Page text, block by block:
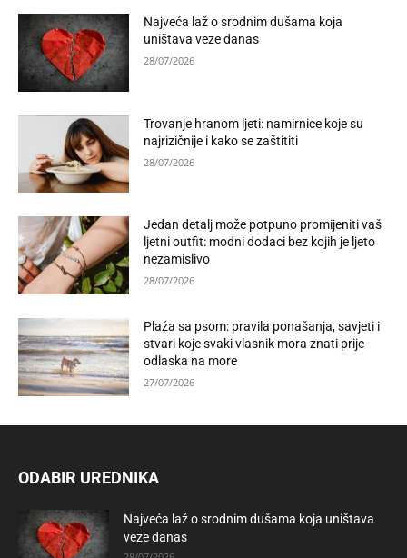
Najveća laž o srodnim dušama koja
uništava veze danas
28/07/2026
Trovanje hranom ljeti: namirnice koje su
najrizičnije i kako se zaštititi
28/07/2026
Jedan detalj može potpuno promijeniti vaš
ljetni outfit: modni dodaci bez kojih je ljeto
nezamislivo
28/07/2026
Plaža sa psom: pravila ponašanja, savjeti i
stvari koje svaki vlasnik mora znati prije
odlaska na more
27/07/2026
ODABIR UREDNIKA
Najveća laž o srodnim dušama koja uništava
veze danas